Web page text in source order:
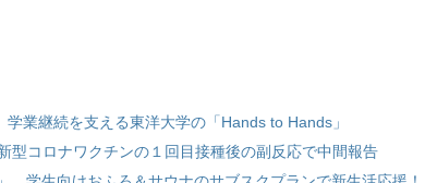
業継続を支える東洋大学の「Hands to Hands」
型コロナワクチンの１回目接種後の副反応で中間報告